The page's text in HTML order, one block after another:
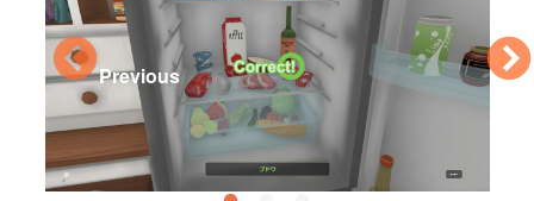
Previous